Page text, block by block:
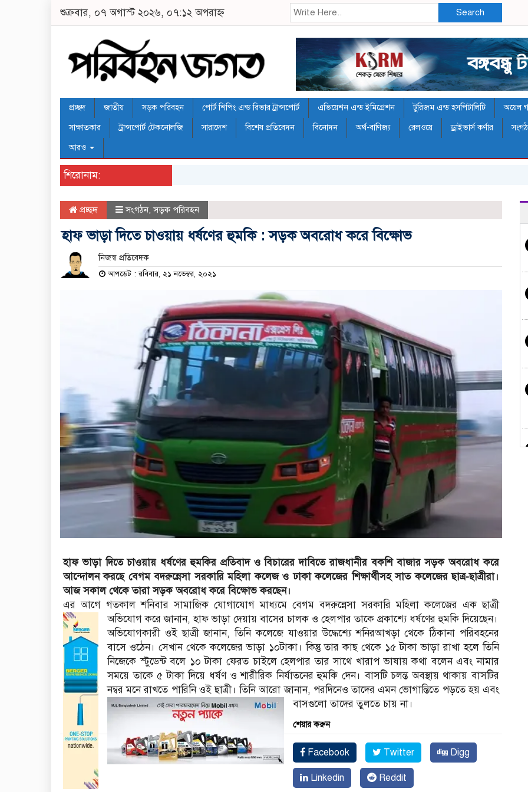
শুক্রবার, ০৭ অগাস্ট ২০২৬, ০৭:১২ অপরাহ্ন Search
প্রচ্ছদ জাতীয় সড়ক পরিবহন পোর্ট শিপিং এন্ড রিভার ট্রান্সপোর্ট এভিয়েশন এন্ড ইমিগ্রেশন টুরিজম এন্ড হসপিটালিটি অয়েল
সাক্ষাতকার
ট্রান্সপোর্ট টেকনোলজি সারাদেশ বিশেষ প্রতিবেদন বিনোদন অর্থ-বাণিজ্য রেলওয়ে ড্রাইভার্স কর্ণার
আরও
শিরোনাম:
প্রচ্ছদ সংগঠন,সড়ক পরিবহন
হাফ ভাড়া দিতে চাওয়ায় ধর্ষ‌ণের হুম‌কি : সড়ক অবরোধ করে বিক্ষোভ
নিজস্ব প্রতিবেদক
আপডেট : রবিবার, ২১ নভেম্বর, ২০২১
হাফ ভাড়া দিতে চাওয়ায় ধর্ষণের হুমকির প্রতিবাদ ও বিচারের দাবিতে রাজধানীর বকশি বাজার সড়ক অবরোধ করে
আন্দোলন করছে বেগম বদরুন্নেসা সরকারি মহিলা কলেজ ও ঢাকা কলেজের শিক্ষার্থীসহ সাত কলেজের ছাত্র-ছাত্রীরা।
আজ সকাল থেকে তারা সড়ক অবরোধ করে বিক্ষোভ করছেন।
এর আগে গতকাল শনিবার সামা‌জিক যোগা‌যোগ মাধ্যমে বেগম বদরুন্নেসা সরকারি মহিলা কলেজের এক ছাত্রী
অভিযোগ করে জানান, হাফ ভাড়া দেয়ায় বাসের চালক ও হেলপার তাকে প্রকাশ্যে ধর্ষণের হুমকি দিয়েছেন।
অভিযোগকারী ওই ছাত্রী জানান, তিনি ক‌লে‌জে যাওয়ার উদ্ধেশ্যে শ‌নিরআখড়া থে‌কে ঠিকানা প‌রিবহ‌নের
বা‌সে ওঠেন। সেখান থে‌কে ক‌লে‌জের ভাড়া ১০টাকা। ‌কিন্তু তার কাছ থেকে ১৫ টাকা ভাড়া রাখা হলে তিনি
‌নি‌জে‌কে স্টুডেন্ট বলে ১০ টাকা ফেরত চাই‌লে হেলপার তার সা‌থে খারাপ ভাষায় কথা ব‌লেন এবং নামা‌র
সম‌য়ে তাকে ৫ টাকা দিয়ে ধর্ষণ ও শারী‌রিক নির্যাত‌নের হু‌মকি দেন। বাসটি চলন্ত অবস্থায় থাকায় বাসটির
নম্বর ম‌নে রাখ‌তে পা‌রি‌নি ওই ছাত্রী। তিনি আরো জানান, পর‌দিনেও তাদের এমন ভোগা‌ন্তি‌তে পড়তে হয় এবং
বাসগু‌লো তাদের তুল‌তে চায় না।
শেয়ার করুন
Facebook Twitter Digg
Linkedin Reddit